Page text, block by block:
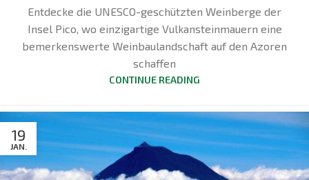
Entdecke die UNESCO-geschützten Weinberge der
Insel Pico, wo einzigartige Vulkansteinmauern eine
bemerkenswerte Weinbaulandschaft auf den Azoren
schaffen
CONTINUE READING
19
JAN.